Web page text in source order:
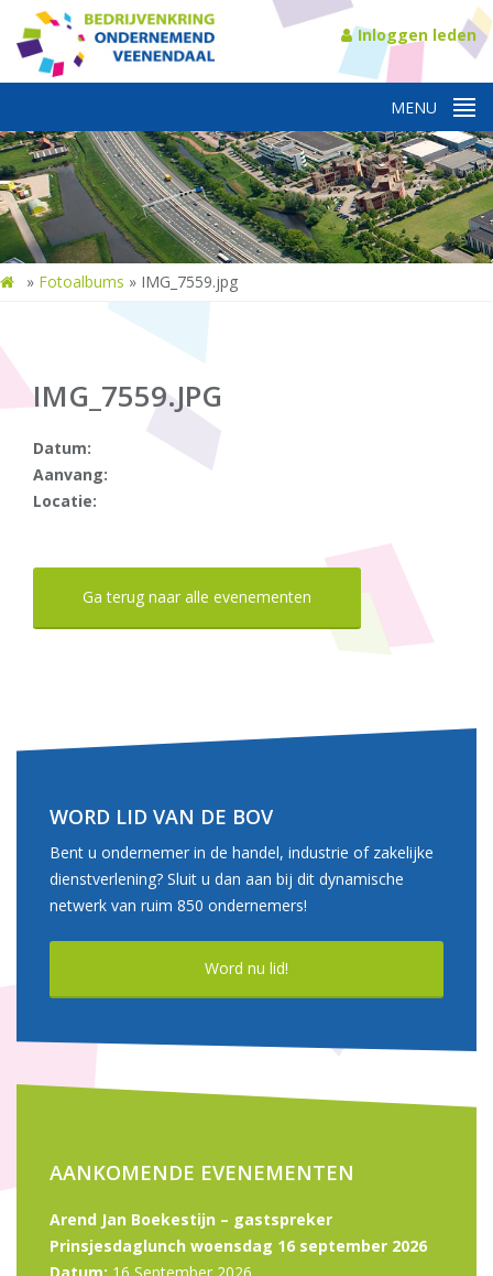
Inloggen leden
» Fotoalbums » IMG_7559.jpg
IMG_7559.JPG
Datum:
Aanvang:
Locatie:
Ga terug naar alle evenementen
WORD LID VAN DE BOV
Bent u ondernemer in de handel, industrie of zakelijke
dienstverlening? Sluit u dan aan bij dit dynamische
netwerk van ruim 850 ondernemers!
Word nu lid!
AANKOMENDE EVENEMENTEN
Arend Jan Boekestijn – gastspreker
Prinsjesdaglunch woensdag 16 september 2026